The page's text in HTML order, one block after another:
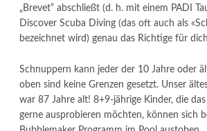
„Brevet“ abschließt (d. h. mit einem PADI
Discover Scuba Diving (das oft auch als
bezeichnet wird) genau das Richtige für
Schnuppern kann jeder der 10 Jahre oder
oben sind keine Grenzen gesetzt. Unser
war 87 Jahre alt! 8+9-jährige Kinder, die
gerne ausprobieren möchten, können sich